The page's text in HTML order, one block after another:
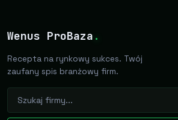
Wenus ProBaza .
Recepta na rynkowy sukces. Twój
zaufany spis branżowy firm.